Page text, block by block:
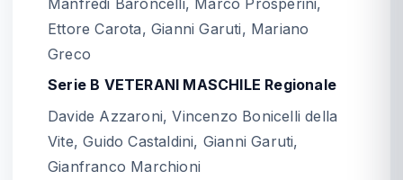
Manfredi Baroncelli, Marco Prosperini,
Ettore Carota, Gianni Garuti, Mariano
Greco
Serie B VETERANI MASCHILE Regionale
Davide Azzaroni, Vincenzo Bonicelli della
Vite, Guido Castaldini, Gianni Garuti,
Gianfranco Marchioni